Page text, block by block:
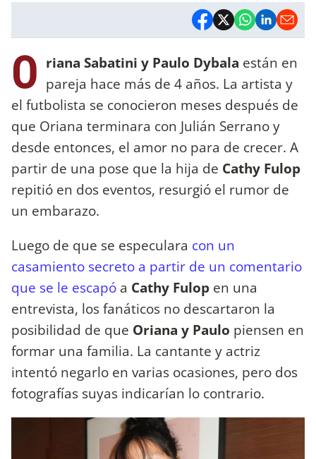
O riana Sabatini y Paulo Dybala están en
pareja hace más de 4 años. La artista y
el futbolista se conocieron meses después de
que Oriana terminara con Julián Serrano y
desde entonces, el amor no para de crecer. A
partir de una pose que la hija de Cathy Fulop
repitió en dos eventos, resurgió el rumor de
un embarazo.
Luego de que se especulara con un
casamiento secreto a partir de un comentario
que se le escapó a Cathy Fulop en una
entrevista, los fanáticos no descartaron la
posibilidad de que Oriana y Paulo piensen en
formar una familia. La cantante y actriz
intentó negarlo en varias ocasiones, pero dos
fotografías suyas indicarían lo contrario.